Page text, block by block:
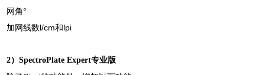
网角°
加网线数l/cm和lpi
2）SpectroPlate Expert专业版